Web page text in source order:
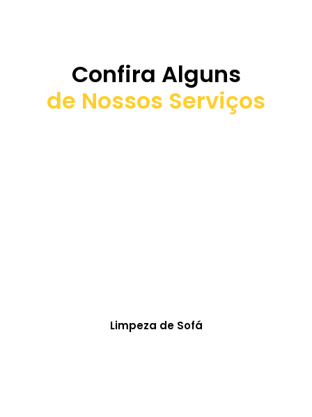
Confira Alguns
de Nossos Serviços
Limpeza de Sofá